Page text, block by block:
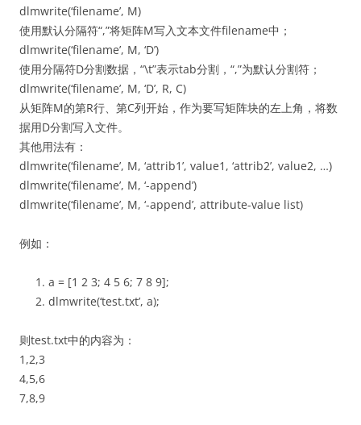
dlmwrite(‘filename’, M)
使用默认分隔符“,”将矩阵M写入文本文件filename中；
dlmwrite(‘filename’, M, ‘D’)
使用分隔符D分割数据，“\t”表示tab分割，“,”为默认分割符；
dlmwrite(‘filename’, M, ‘D’, R, C)
从矩阵M的第R行、第C列开始，作为要写矩阵块的左上角，将数
据用D分割写入文件。
其他用法有：
dlmwrite(‘filename’, M, ‘attrib1’, value1, ‘attrib2’, value2, …)
dlmwrite(‘filename’, M, ‘-append’)
dlmwrite(‘filename’, M, ‘-append’, attribute-value list)
例如：
a = [1 2 3; 4 5 6; 7 8 9];
dlmwrite(‘test.txt’, a);
则test.txt中的内容为：
1,2,3
4,5,6
7,8,9